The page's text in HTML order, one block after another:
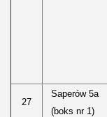
27
Saperów 5a
(boks nr 1)